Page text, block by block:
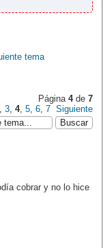
Página 4de 7
, 3, 4, 5, 6, 7 Siguiente
cobrar y no lo hice